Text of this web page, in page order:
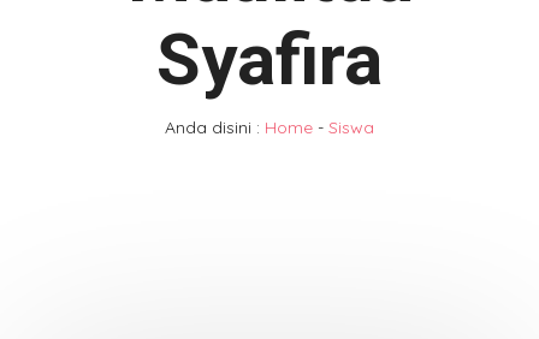
Syafira
Anda disini : Home - Siswa